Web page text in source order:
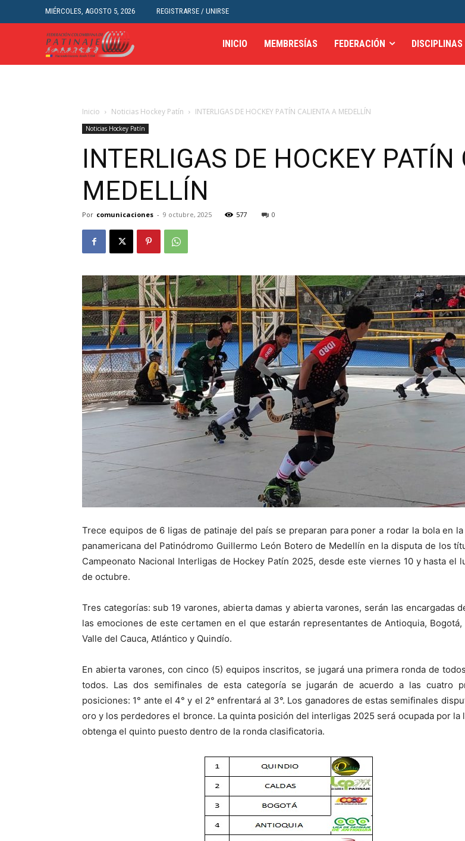
MIÉRCOLES, AGOSTO 5, 2026 REGISTRARSE / UNIRSE
INICIO MEMBRESÍAS FEDERACIÓN DISCIPLINAS
Inicio Noticias Hockey Patín INTERLIGAS DE HOCKEY PATÍN CALIENTA A MEDELLÍN
Noticias Hockey Patín
INTERLIGAS DE HOCKEY
MEDELLÍN
Por comunicaciones - 9 octubre, 2025 577 0
Trece equipos de 6 ligas de patinaje del país se preparan para poner a rodar la bola en la
panamericana del Patinódromo Guillermo León Botero de Medellín en la disputa de los
Campeonato Nacional Interligas de Hockey Patín 2025, desde este viernes 10 y hasta el
de octubre.
Tres categorías: sub 19 varones, abierta damas y abierta varones, serán las encargadas
las emociones de este certamen en el que estarán representantes de Antioquia, Bogotá,
Valle del Cauca, Atlántico y Quindío.
En abierta varones, con cinco (5) equipos inscritos, se jugará una primera ronda de
todos. Las dos semifinales de esta categoría se jugarán de acuerdo a las cuatro
posiciones: 1° ante el 4° y el 2° enfrentará al 3°. Los ganadores de estas semifinales
oro y los perdedores el bronce. La quinta posición del interligas 2025 será ocupada por la
obtenga el quinto puesto dentro de la ronda clasificatoria.